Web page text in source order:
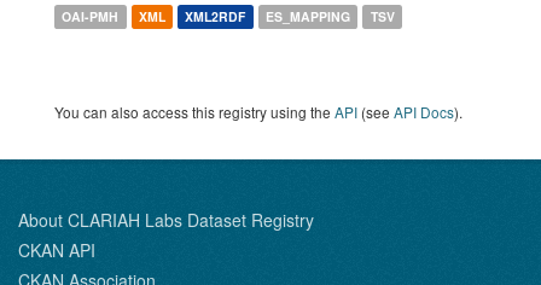
OAI-PMH XML XML2RDF ES_MAPPING TSV
You can also access this registry using the API (see API Docs).
About CLARIAH Labs Dataset Registry
CKAN API
CKAN Association